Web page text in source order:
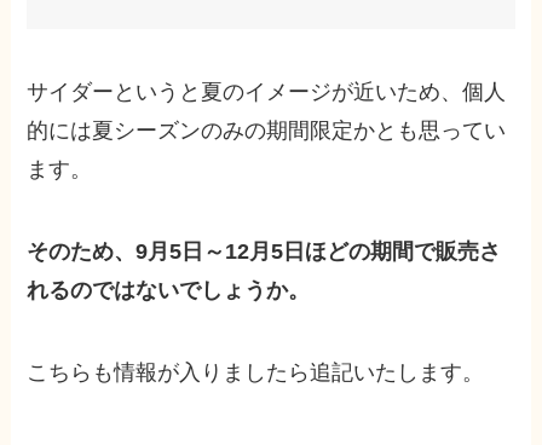
サイダーというと夏のイメージが近いため、個人
的には夏シーズンのみの期間限定かとも思ってい
ます。
そのため、9月5日～12月5日ほどの期間で販売さ
れるのではないでしょうか。
こちらも情報が入りましたら追記いたします。